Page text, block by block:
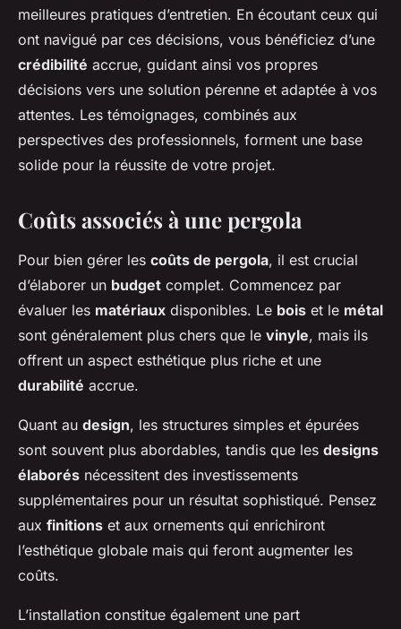
meilleures pratiques d’entretien. En écoutant ceux qui
ont navigué par ces décisions, vous bénéficiez d’une
crédibilité accrue, guidant ainsi vos propres
décisions vers une solution pérenne et adaptée à vos
attentes. Les témoignages, combinés aux
perspectives des professionnels, forment une base
solide pour la réussite de votre projet.
Coûts associés à une pergola
Pour bien gérer les coûts de pergola, il est crucial
d’élaborer un budget complet. Commencez par
évaluer les matériaux disponibles. Le bois et le métal
sont généralement plus chers que le vinyle, mais ils
offrent un aspect esthétique plus riche et une
durabilité accrue.
Quant au design, les structures simples et épurées
sont souvent plus abordables, tandis que les designs
élaborés nécessitent des investissements
supplémentaires pour un résultat sophistiqué. Pensez
aux finitions et aux ornements qui enrichiront
l’esthétique globale mais qui feront augmenter les
coûts.
L’installation constitue également une part